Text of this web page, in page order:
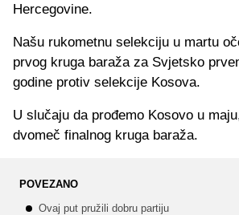
Hercegovine.
Našu rukometnu selekciju u martu
prvog kruga baraža za Svjetsko
godine protiv selekcije Kosova.
U slučaju da prođemo Kosovo u
dvomeč finalnog kruga baraža.
POVEZANO
Ovaj put pružili dobru partiju